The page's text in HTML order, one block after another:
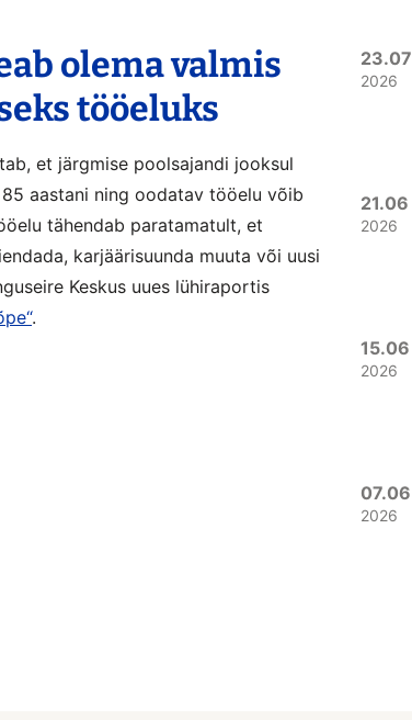
olema valmis
tööeluks
et järgmise poolsajandi jooksul
aastani ning oodatav tööelu võib
tähendab paratamatult, et
karjäärisuunda muuta või uusi
Keskus uues lühiraportis
.
23.07
2026
21.06
2026
15.06
2026
07.06
2026